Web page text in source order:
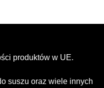
produktów w UE.
suszu oraz wiele innych